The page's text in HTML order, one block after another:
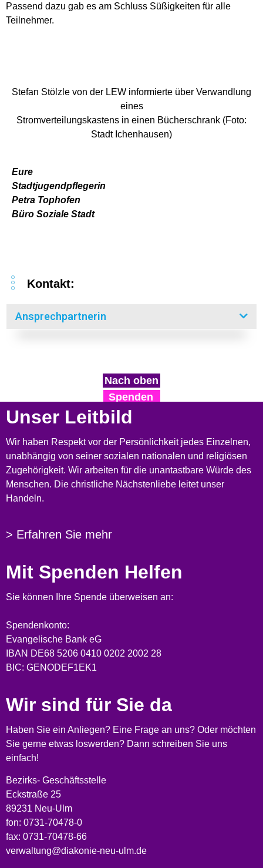
Passend dazu gab es am Schluss Süßigkeiten für alle
Teilnehmer.
Stefan Stölzle von der LEW informierte über Verwandlung
eines
Stromverteilungskastens in einen Bücherschrank (Foto:
Stadt Ichenhausen)
Eure
Stadtjugendpflegerin
Petra Tophofen
Büro Soziale Stadt
Kontakt:
Ansprechpartnerin
Nach oben
Spenden
Unser Leitbild
Wir haben Respekt vor der Persönlichkeit jedes Einzelnen,
unabhängig von seiner sozialen nationalen und religiösen
Zugehörigkeit. Wir arbeiten für die unantastbare Würde des
Menschen. Die christliche Nächstenliebe leitet unser
Handeln.
> Erfahren Sie mehr
Mit Spenden Helfen
Sie können Ihre Spende überweisen an:
Spendenkonto:
Evangelische Bank eG
IBAN DE68 5206 0410 0202 2002 28
BIC: GENODEF1EK1
Wir sind für Sie da
Haben Sie ein Anliegen? Eine Frage an uns? Oder möchten
Sie gerne etwas loswerden? Dann schreiben Sie uns
einfach!
Bezirks- Geschäftsstelle
Eckstraße 25
89231 Neu-Ulm
fon: 0731-70478-0
fax: 0731-70478-66
verwaltung@diakonie-neu-ulm.de